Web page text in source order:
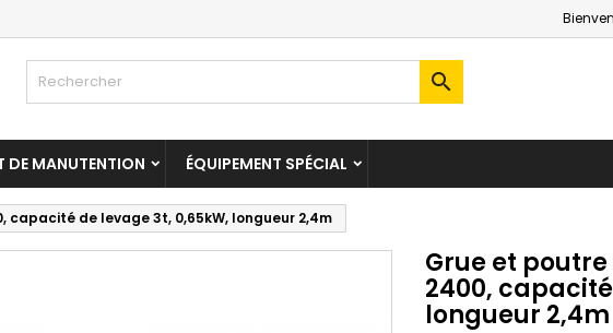

DE MANUTENTION ÉQUIPEMENT SPÉCIAL
capacité de levage 3t, 0,65kW, longueur 2,4m
Grue et poutre
2400,
longueur 2,4m